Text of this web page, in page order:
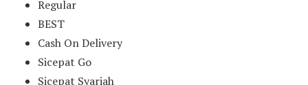
Regular
BEST
Cash On Delivery
Sicepat Go
Sicepat Syariah